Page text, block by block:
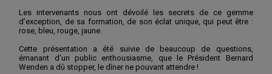
Les intervenants nous ont dévoilé les secrets de ce gemme
d’exception, de sa formation, de son éclat unique, qui peut être :
rose, bleu, rouge, jaune.
Cette présentation a été suivie de beaucoup de questions,
émanant d’un public enthousiasme, que le Président Bernard
Wenden a dû stopper, le dîner ne pouvant attendre !